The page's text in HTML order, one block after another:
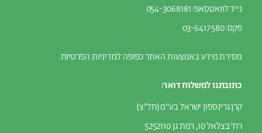
נייד לוואטסאפ: 054-3068181
פקס: 03-6417580
מסירת מידע באמצעות האתר כפופה למדיניות הפרטיות.
כתובתנו למשלוח דואר:
קרן גרינספון ישראל בע"מ (חל"צ)
רח' בצלאל 10, רמת גן 5252110